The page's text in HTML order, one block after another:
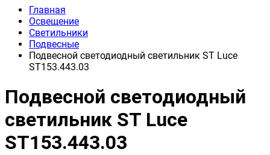
Главная
Освещение
Светильники
Подвесные
Подвесной светодиодный светильник ST Luce
ST153.443.03
Подвесной светодиодный
светильник ST Luce
ST153.443.03